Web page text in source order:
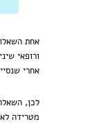
אחת
ורופאי
אחרי
לכן,
מטרידה